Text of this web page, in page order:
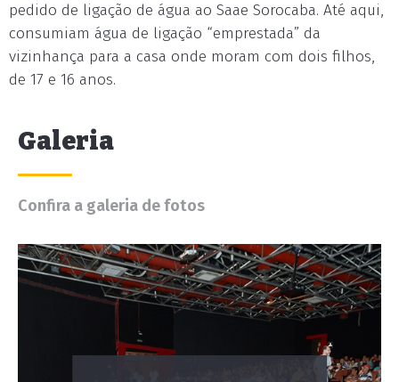
pedido de ligação de água ao Saae Sorocaba. Até aqui,
consumiam água de ligação “emprestada” da
vizinhança para a casa onde moram com dois filhos,
de 17 e 16 anos.
Galeria
Confira a galeria de fotos